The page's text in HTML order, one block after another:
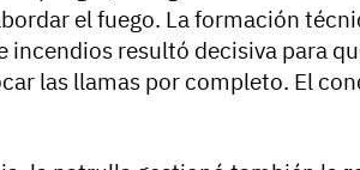
el fuego. La formación
incendios resultó decisiva para
las llamas por completo. El